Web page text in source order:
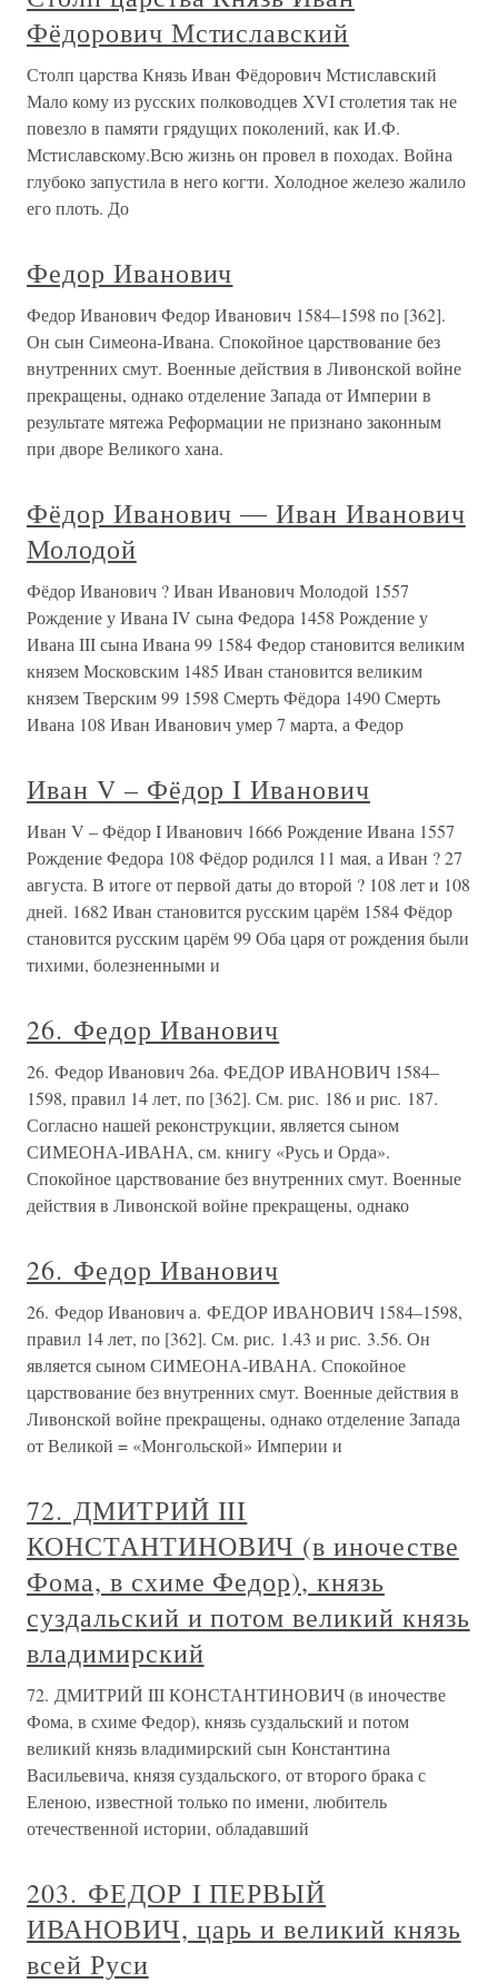
Фёдорович Мстиславский
Столп царства Князь Иван Фёдорович Мстиславский
Мало кому из русских полководцев XVI столетия так не
повезло в памяти грядущих поколений, как И.Ф.
Мстиславскому.Всю жизнь он провел в походах. Война
глубоко запустила в него когти. Холодное железо жалило
его плоть. До
Федор Иванович
Федор Иванович Федор Иванович 1584–1598 по [362].
Он сын Симеона-Ивана. Спокойное царствование без
внутренних смут. Военные действия в Ливонской войне
прекращены, однако отделение Запада от Империи в
результате мятежа Реформации не признано законным
при дворе Великого хана.
Фёдор Иванович ― Иван Иванович
Молодой
Фёдор Иванович ? Иван Иванович Молодой 1557
Рождение у Ивана IV сына Федора 1458 Рождение у
Ивана III сына Ивана 99 1584 Федор становится великим
князем Московским 1485 Иван становится великим
князем Тверским 99 1598 Смерть Фёдора 1490 Смерть
Ивана 108 Иван Иванович умер 7 марта, а Федор
Иван V – Фёдор I Иванович
Иван V – Фёдор I Иванович 1666 Рождение Ивана 1557
Рождение Федора 108 Фёдор родился 11 мая, а Иван ? 27
августа. В итоге от первой даты до второй ? 108 лет и 108
дней. 1682 Иван становится русским царём 1584 Фёдор
становится русским царём 99 Оба царя от рождения были
тихими, болезненными и
26. Федор Иванович
26. Федор Иванович 26а. ФЕДОР ИВАНОВИЧ 1584–
1598, правил 14 лет, по [362]. См. рис. 186 и рис. 187.
Согласно нашей реконструкции, является сыном
СИМЕОНА-ИВАНА, см. книгу «Русь и Орда».
Спокойное царствование без внутренних смут. Военные
действия в Ливонской войне прекращены, однако
26. Федор Иванович
26. Федор Иванович а. ФЕДОР ИВАНОВИЧ 1584–1598,
правил 14 лет, по [362]. См. рис. 1.43 и рис. 3.56. Он
является сыном СИМЕОНА-ИВАНА. Спокойное
царствование без внутренних смут. Военные действия в
Ливонской войне прекращены, однако отделение Запада
от Великой = «Монгольской» Империи и
72. ДМИТРИЙ III
КОНСТАНТИНОВИЧ (в иночестве
Фома, в схиме Федор), князь
суздальский и потом великий князь
владимирский
72. ДМИТРИЙ III КОНСТАНТИНОВИЧ (в иночестве
Фома, в схиме Федор), князь суздальский и потом
великий князь владимирский сын Константина
Васильевича, князя суздальского, от второго брака с
Еленою, известной только по имени, любитель
отечественной истории, обладавший
203. ФЕДОР I ПЕРВЫЙ
ИВАНОВИЧ, царь и великий князь
всей Руси